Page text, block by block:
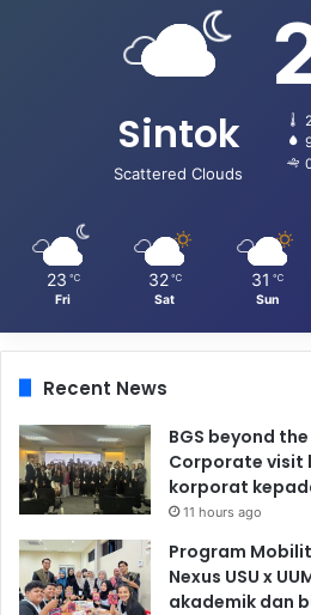
Sintok
Scattered Clouds
23 ℃
Fri
32 ℃
Sat
31 ℃
Sun
Recent News
BGS beyond
Corporate visit
korporat kepada
11 hours ago
Program
Nexus USU x
akademik dan